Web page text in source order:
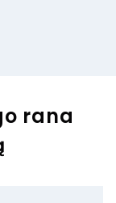
rana